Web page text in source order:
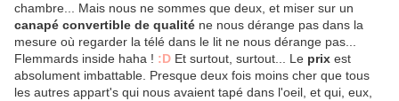
chambre... Mais nous ne sommes que deux, et miser sur un
canapé convertible de qualité ne nous dérange pas dans la
mesure où regarder la télé dans le lit ne nous dérange pas...
Flemmards inside haha ! :D Et surtout, surtout... Le prix est
absolument imbattable. Presque deux fois moins cher que tous
les autres appart's qui nous avaient tapé dans l'oeil, et qui, eux,